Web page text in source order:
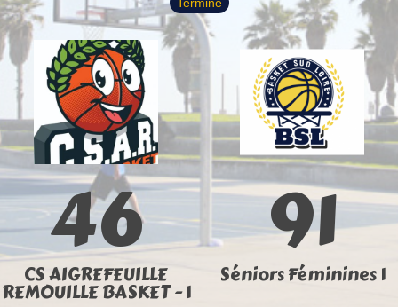
46 91
CS AIGREFEUILLE
REMOUILLE BASKET - 1
Séniors Féminines 1